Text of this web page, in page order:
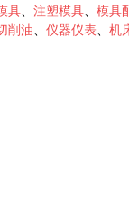
具 注塑模具 模具
削油 仪器仪表 机